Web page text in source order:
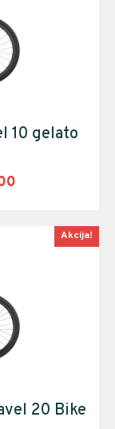
10 gelato
Akcija!
20 Bike